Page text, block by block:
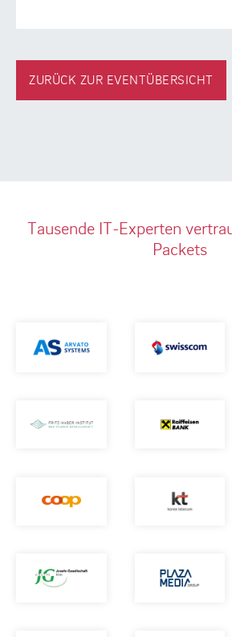
ZURÜCK ZUR EVENTÜBERSICHT
Tausende IT-Experten
Packets